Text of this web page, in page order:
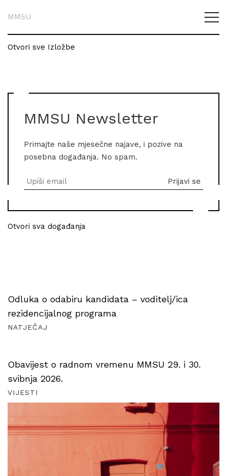
MMSU
Otvori sve Izložbe
MMSU Newsletter
Primajte naše mjesečne najave, i pozive na
posebna događanja. No spam.
Otvori sva događanja
Odluka o odabiru kandidata – voditelj/ica
rezidencijalnog programa
NATJEČAJ
Obavijest o radnom vremenu MMSU 29. i 30.
svibnja 2026.
VIJESTI